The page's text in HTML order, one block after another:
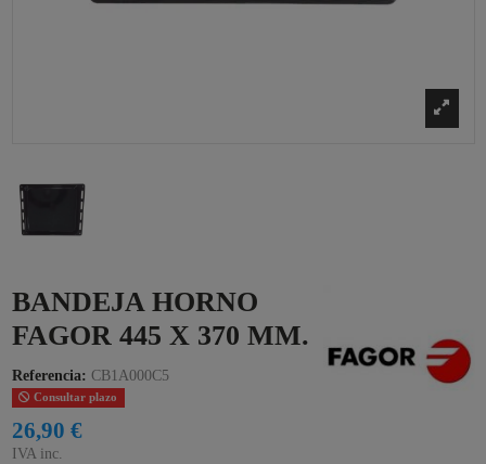
BANDEJA HORNO
FAGOR 445 X 370 MM.
Referencia: CB1A000C5
Consultar plazo
26,90 €
IVA inc.